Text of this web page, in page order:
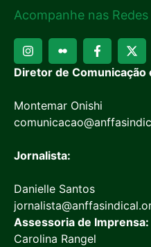
Acompanhe nas
Diretor de Comunicação
Montemar Onishi
Jornalista:
Danielle Santos
Assessoria de Imprensa:
Carolina Rangel